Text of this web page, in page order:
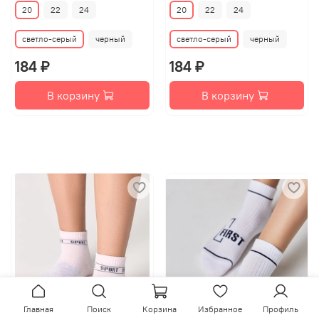
20 22 24
светло-серый черный
184 ₽
В корзину
20 22 24
светло-серый черный
184 ₽
В корзину
Главная Поиск Корзина Избранное Профиль